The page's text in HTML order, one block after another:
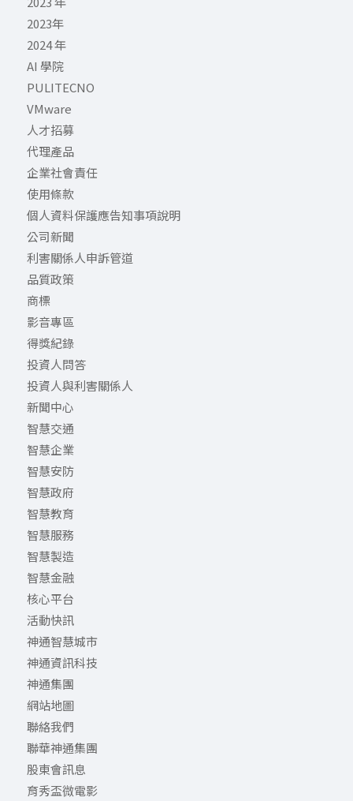
2023年
2024 年
AI 學院
PULITECNO
VMware
人才招募
代理產品
企業社會責任
使用條款
個人資料保護應告知事項說明
公司新聞
利害關係人申訴管道
品質政策
商標
影音專區
得獎紀錄
投資人問答
投資人與利害關係人
新聞中心
智慧交通
智慧企業
智慧安防
智慧政府
智慧教育
智慧服務
智慧製造
智慧金融
核心平台
活動快訊
神通智慧城市
神通資訊科技
神通集團
網站地圖
聯絡我們
聯華神通集團
股東會訊息
育秀盃微電影